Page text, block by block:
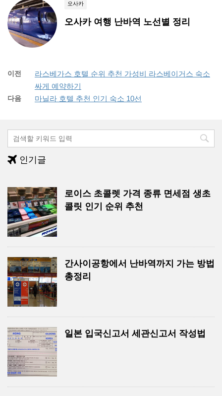
오사카
오사카 여행 난바역 노선별 정리
이전
라스베가스 호텔 순위 추천 가성비 라스베이거스 숙소
싸게 예약하기
다음 마닐라 호텔 추천 인기 숙소 10선
인기글
로이스 초콜렛 가격 종류 면세점 생초
콜릿 인기 순위 추천
간사이공항에서 난바역까지 가는 방법
총정리
일본 입국신고서 세관신고서 작성법